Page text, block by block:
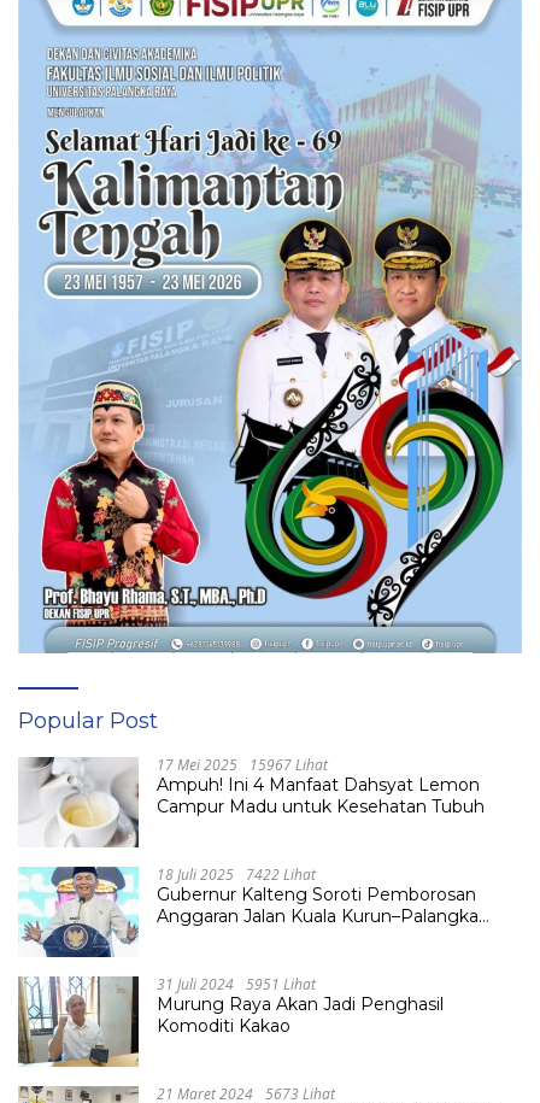
Popular Post
17 Mei 2025 15967 Lihat
Ampuh! Ini 4 Manfaat Dahsyat Lemon
Campur Madu untuk Kesehatan Tubuh
18 Juli 2025 7422 Lihat
Gubernur Kalteng Soroti Pemborosan
Anggaran Jalan Kuala Kurun–Palangka
31 Juli 2024 5951 Lihat
Murung Raya Akan Jadi Penghasil
Komoditi Kakao
21 Maret 2024 5673 Lihat